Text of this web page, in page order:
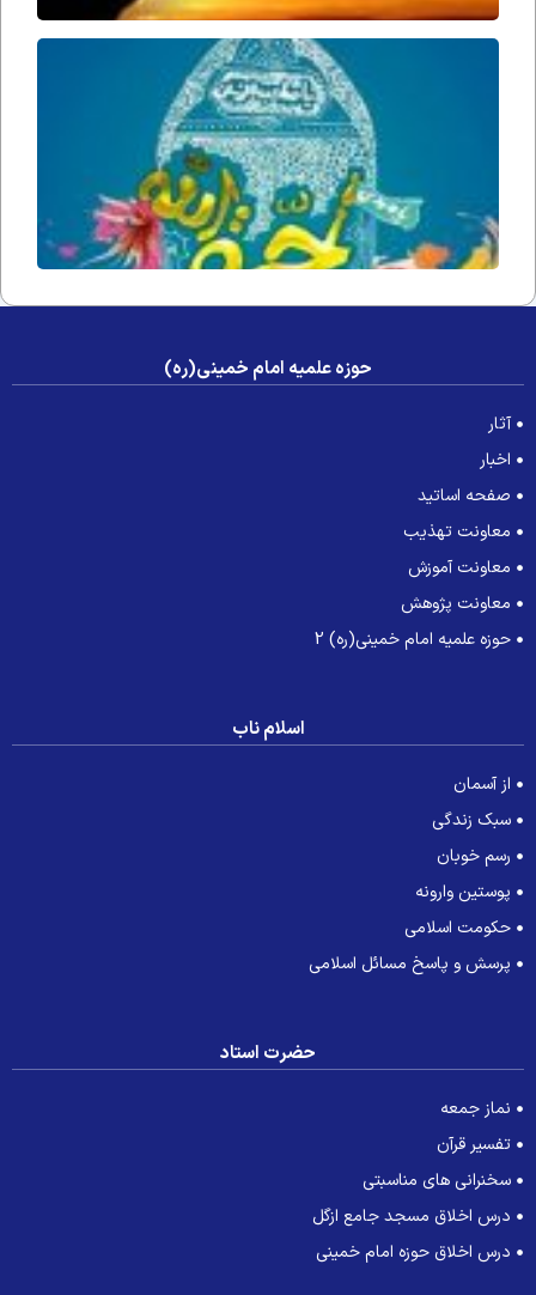
حُجّت
حوزه علمیه امام خمینی(ره)
آثار
اخبار
صفحه اساتید
معاونت تهذیب
معاونت آموزش
معاونت پژوهش
حوزه علمیه امام خمینی(ره) 2
اسلام ناب
از آسمان
سبک زندگی
رسم خوبان
پوستین وارونه
حکومت اسلامی
پرسش و پاسخ مسائل اسلامی
حضرت استاد
نماز جمعه
تفسیر قرآن
سخنرانی های مناسبتی
درس اخلاق مسجد جامع ازگل
درس اخلاق حوزه امام خمینی